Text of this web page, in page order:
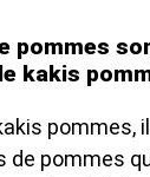
pommes
kakis
pommes,
de pommes